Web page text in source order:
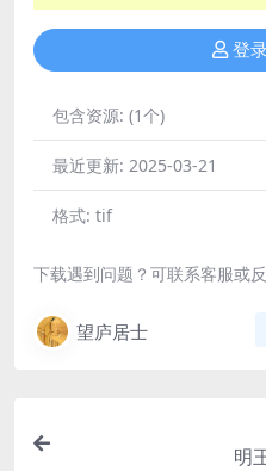
登
包含资源: (1个)
最近更新: 2025-03-21
格式: tif
下载遇到问题？可联系客服或
望庐居士
明